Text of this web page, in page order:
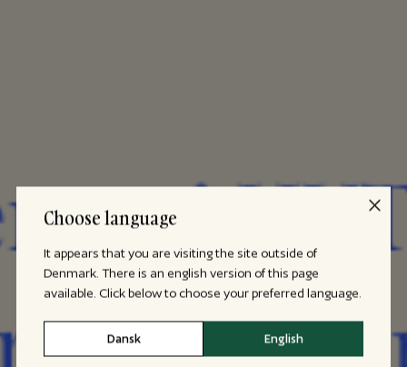
Choose language
It appears that you are visiting the site outside of
Denmark. There is an english version of this page
available. Click below to choose your preferred language.
Dansk English